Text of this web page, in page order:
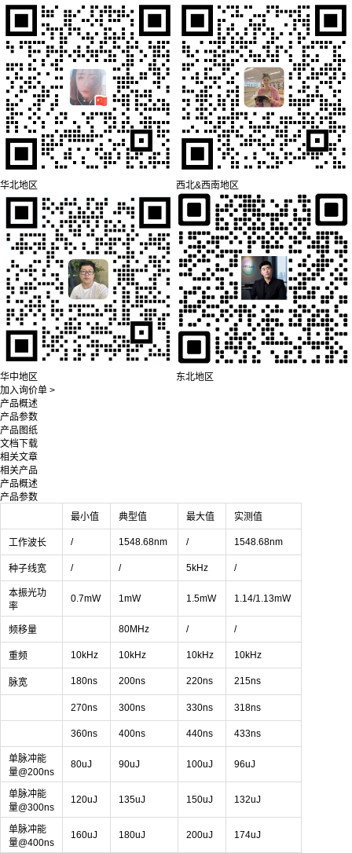
华北地区 西北&西南地区
华中地区
东北地区
加入询价单 >
产品概述
产品参数
产品图纸
文档下载
相关文章
相关产品
产品概述
产品参数
最小值
典型值 最大值 实测值
工作波长 / 1548.68nm / 1548.68nm
种子线宽 / / 5kHz /
本振光功
率
0.7mW 1mW 1.5mW 1.14/1.13mW
频移量 80MHz / /
重频 10kHz 10kHz 10kHz 10kHz
脉宽 180ns 200ns 220ns 215ns
270ns 300ns 330ns 318ns
360ns 400ns 440ns 433ns
单脉冲能
量@200ns
80uJ 90uJ 100uJ 96uJ
单脉冲能
量@300ns
120uJ 135uJ 150uJ 132uJ
单脉冲能
量@400ns
160uJ 180uJ 200uJ 174uJ